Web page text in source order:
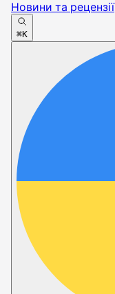
Новини та рецензії
⌘K